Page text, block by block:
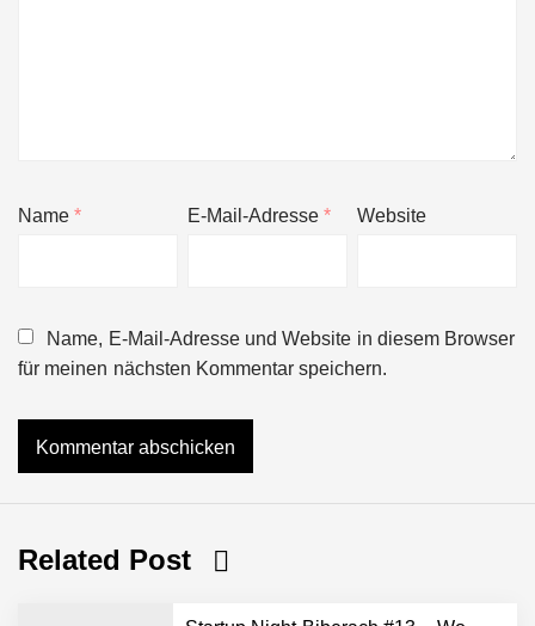
Name* E-Mail-Adresse* Website
Name, E-Mail-Adresse und Website in diesem Browser
für meinen nächsten Kommentar speichern.
Related Post